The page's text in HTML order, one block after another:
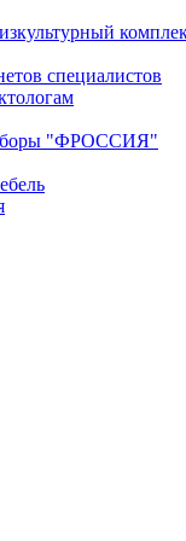
специалистов
"ФРОССИЯ"